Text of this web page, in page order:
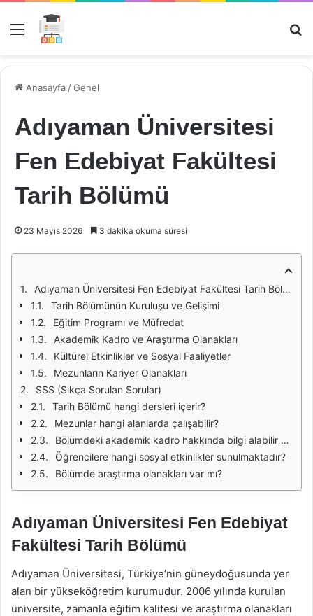
Menü
Anasayfa /Genel
Adıyaman Üniversitesi
Fen Edebiyat Fakültesi
Tarih Bölümü
23 Mayıs 2026 3 dakika okuma süresi
Adıyaman Üniversitesi Fen Edebiyat Fakültesi Tarih Bölümü
Tarih Bölümünün Kuruluşu ve Gelişimi
Eğitim Programı ve Müfredat
Akademik Kadro ve Araştırma Olanakları
Kültürel Etkinlikler ve Sosyal Faaliyetler
Mezunların Kariyer Olanakları
SSS (Sıkça Sorulan Sorular)
Tarih Bölümü hangi dersleri içerir?
Mezunlar hangi alanlarda çalışabilir?
Bölümdeki akademik kadro hakkında bilgi alabilir miyim?
Öğrencilere hangi sosyal etkinlikler sunulmaktadır?
Bölümde araştırma olanakları var mı?
Adıyaman Üniversitesi Fen Edebiyat
Fakültesi Tarih Bölümü
Adıyaman Üniversitesi, Türkiye’nin güneydoğusunda yer
alan bir yükseköğretim kurumudur. 2006 yılında kurulan
üniversite, zamanla eğitim kalitesi ve araştırma olanakları